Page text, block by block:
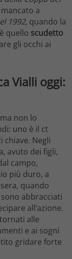
a
1992, quando la
quello scudetto
gli occhi ai
Vialli oggi:
non lo
uno è il ct
chiave. Negli
avuto dei figli,
campo,
più duro, a
quando
abbracciati
all’azione.
alle
e ai sogni
gridare forte